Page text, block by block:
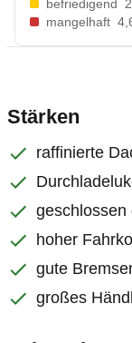
befriedigend
mangelhaft
Stärken
raffinierte
geschlossen
hoher
gute
großes